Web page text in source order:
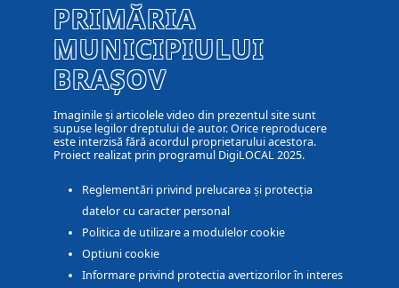
PRIMĂRIA
MUNICIPIULUI
BRAȘOV
Imaginile și articolele video din prezentul site sunt
supuse legilor dreptului de autor. Orice reproducere
este interzisă fără acordul proprietarului acestora.
Proiect realizat prin programul DigiLOCAL 2025.
Reglementări privind prelucarea și protecția
datelor cu caracter personal
Politica de utilizare a modulelor cookie
Optiuni cookie
Informare privind protectia avertizorilor în interes